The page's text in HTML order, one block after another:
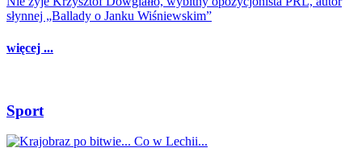
słynnej „Ballady o Janku Wiśniewskim”
więcej ...
Sport